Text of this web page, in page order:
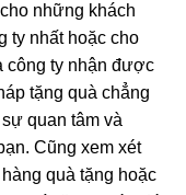
những khách
ty nhất hoặc cho
công ty nhận được
tặng quà chẳng
quan tâm và
Cũng xem xét
quà tặng hoặc